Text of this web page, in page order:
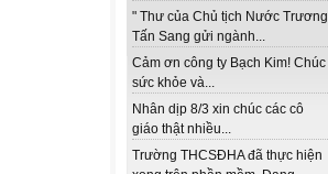
" Thư của Chủ tịch Nước Trương
Tấn Sang gửi ngành...
Cảm ơn công ty Bạch Kim! Chúc
sức khỏe và...
Nhân dịp 8/3 xin chúc các cô
giáo thật nhiều...
Trường THCSĐHA đã thực hiện